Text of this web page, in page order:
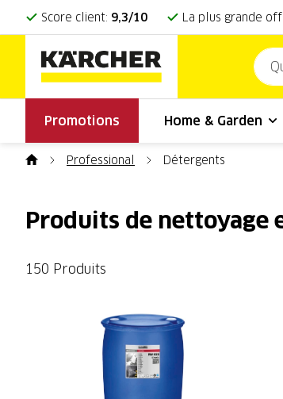
Score client: 9,3/10 La plus grande
Promotions Home & Garden
Professional Détergents
Produits de nettoyage
150 Produits